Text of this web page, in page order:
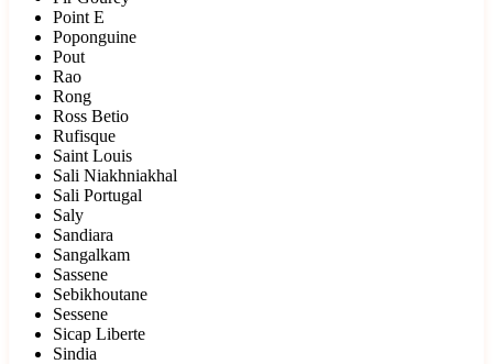
Point E
Poponguine
Pout
Rao
Rong
Ross Betio
Rufisque
Saint Louis
Sali Niakhniakhal
Sali Portugal
Saly
Sandiara
Sangalkam
Sassene
Sebikhoutane
Sessene
Sicap Liberte
Sindia